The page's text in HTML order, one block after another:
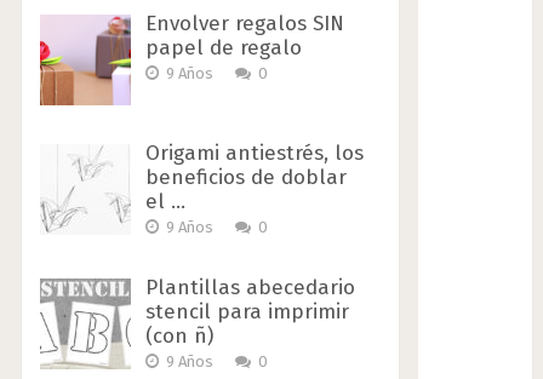
Envolver regalos SIN
papel de regalo
9 Años 0
Origami antiestrés, los
beneficios de doblar
el …
9 Años 0
Plantillas abecedario
stencil para imprimir
(con ñ)
9 Años 0